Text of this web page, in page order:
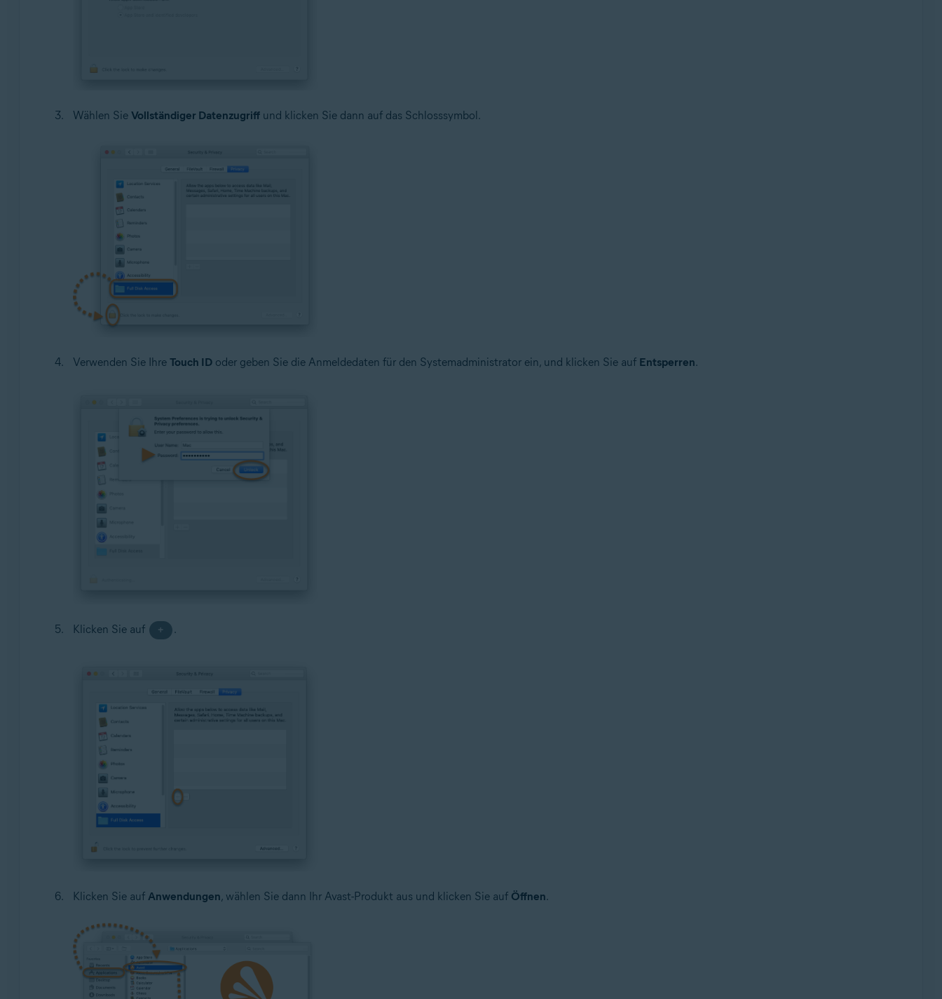
Wählen Sie Vollständiger Datenzugriffund klicken Sie dann auf das Schlosssymbol.
Verwenden Sie Ihre Touch IDoder geben Sie die Anmeldedaten für den Systemadministrator ein, und klicken Sie auf Entsperren.
Klicken Sie auf + .
Klicken Sie auf Anwendungen, wählen Sie dann Ihr Avast-Produkt aus und klicken Sie auf Öffnen.